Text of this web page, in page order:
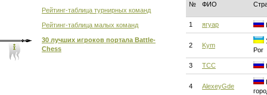
Рейтинг-таблица турнирных команд
Рейтинг-таблица малых команд
30 лучших игроков портала Battle-
Chess
№ ФИО
1 ягуар
2 Kym
Рог
3 ТСС
4 AlexeyGde